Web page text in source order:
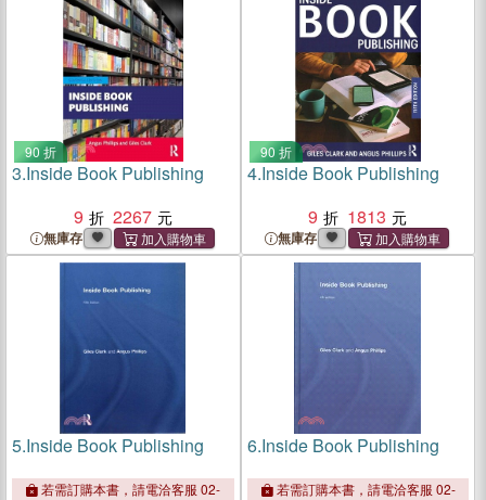
90 折
3.Inside Book Publishing
9
2267
無庫存
90 折
4.Inside Book Publishing
9
1813
無庫存
5.Inside Book Publishing
若需訂購本書，請電洽客服 02-
6.Inside Book Publishing
若需訂購本書，請電洽客服 02-